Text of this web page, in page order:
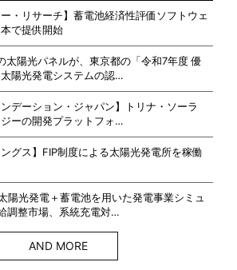
ー・リサーチ】蓄電池経済性評価ソフトウェ
で提供開始
太陽光パネルが、東京都の「令和7年度 優
陽光発電システムの認…
ンデーション・ジャパン】トリナ・ソーラ
ーの開発プラットフォ…
ングス】FIP制度による太陽光発電所を稼働
陽光発電＋蓄電池を用いた発電事業シミュ
調整市場、系統充電対…
AND MORE